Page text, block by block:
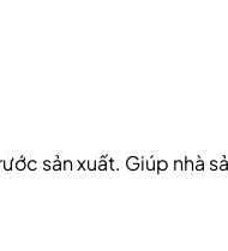
sản xuất. Giúp nhà